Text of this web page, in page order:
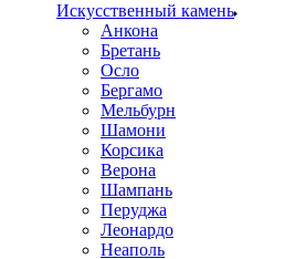
Искусственный камень
Анкона
Бретань
Осло
Бергамо
Мельбурн
Шамони
Корсика
Верона
Шампань
Перуджа
Леонардо
Неаполь